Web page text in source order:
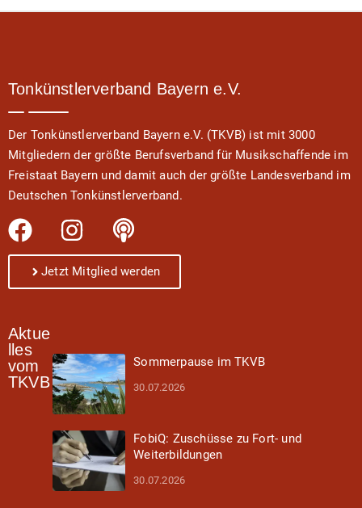
Tonkünstlerverband Bayern e.V.
Der Tonkünstlerverband Bayern e.V. (TKVB) ist mit 3000
Mitgliedern der größte Berufsverband für Musikschaffende im
Freistaat Bayern und damit auch der größte Landesverband im
Deutschen Tonkünstlerverband.
Jetzt Mitglied werden
Aktue
lles
vom
TKVB
Sommerpause im TKVB
30.07.2026
FobiQ: Zuschüsse zu Fort- und
Weiterbildungen
30.07.2026